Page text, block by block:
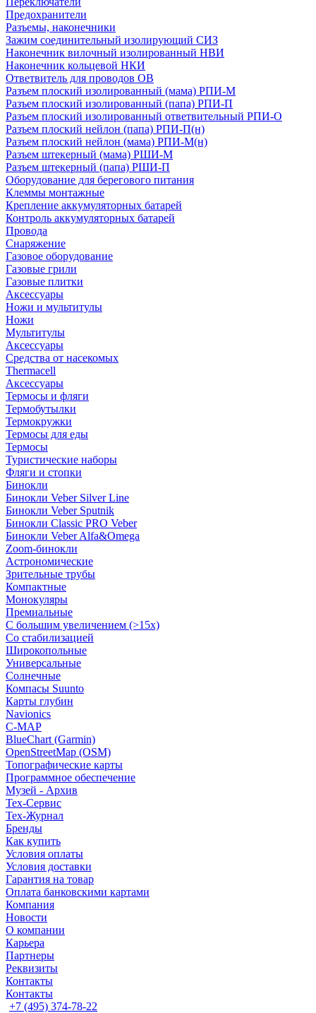
Предохранители
Разъемы, наконечники
Зажим соединительный изолирующий СИЗ
Наконечник вилочный изолированный НВИ
Наконечник кольцевой НКИ
Ответвитель для проводов ОВ
Разъем плоский изолированный (мама) РПИ-М
Разъем плоский изолированный (папа) РПИ-П
Разъем плоский изолированный ответвительный РПИ-О
Разъем плоский нейлон (папа) РПИ-П(н)
Разъем плоский нейлон (мама) РПИ-М(н)
Разъем штекерный (мама) РШИ-М
Разъем штекерный (папа) РШИ-П
Оборудование для берегового питания
Клеммы монтажные
Крепление аккумуляторных батарей
Контроль аккумуляторных батарей
Провода
Снаряжение
Газовое оборудование
Газовые грили
Газовые плитки
Аксессуары
Ножи и мультитулы
Ножи
Мультитулы
Аксессуары
Средства от насекомых
Thermacell
Аксессуары
Термосы и фляги
Термобутылки
Термокружки
Термосы для еды
Термосы
Туристические наборы
Фляги и стопки
Бинокли
Бинокли Veber Silver Line
Бинокли Veber Sputnik
Бинокли Classic PRO Veber
Бинокли Veber Alfa&Omega
Zoom-бинокли
Астрономические
Зрительные трубы
Компактные
Монокуляры
Премиальные
С большим увеличением (>15x)
Со стабилизацией
Широкопольные
Универсальные
Солнечные
Компасы Suunto
Карты глубин
Navionics
C-MAP
BlueChart (Garmin)
OpenStreetMap (OSM)
Топографические карты
Программное обеспечение
Музей - Архив
Tex-Сервис
Тех-Журнал
Бренды
Как купить
Условия оплаты
Условия доставки
Гарантия на товар
Оплата банковскими картами
Компания
Новости
О компании
Карьера
Партнеры
Реквизиты
Контакты
Контакты
+7 (495) 374-78-22